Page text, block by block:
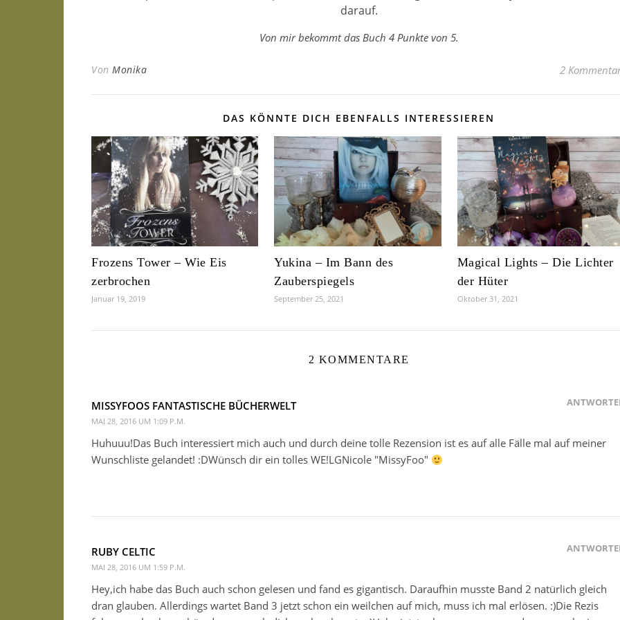
darauf.
Von mir bekommt das Buch 4 Punkte von 5.
Von Monika 2
DAS KÖNNTE DICH EBENFALLS INTERESSIEREN
Frozens Tower – Wie Eis
zerbrochen
Januar 19, 2019
Yukina – Im Bann des
Zauberspiegels
September 25, 2021
Magical Lights – Die Lichter
der Hüter
Oktober 31, 2021
2 KOMMENTARE
MISSYFOOS FANTASTISCHE BÜCHERWELT
MAI 28, 2016 UM 1:09 P.M.
Huhuuu!Das Buch interessiert mich auch und durch deine tolle Rezension ist es auf alle Fälle mal auf meiner
Wunschliste gelandet! :DWünsch dir ein tolles WE!LGNicole "MissyFoo"
RUBY CELTIC
MAI 28, 2016 UM 1:59 P.M.
Hey,ich habe das Buch auch schon gelesen und fand es gigantisch. Daraufhin musste Band 2 natürlich gleich
dran glauben. Allerdings wartet Band 3 jetzt schon ein weilchen auf mich, muss ich mal erlösen. :)Die Rezis